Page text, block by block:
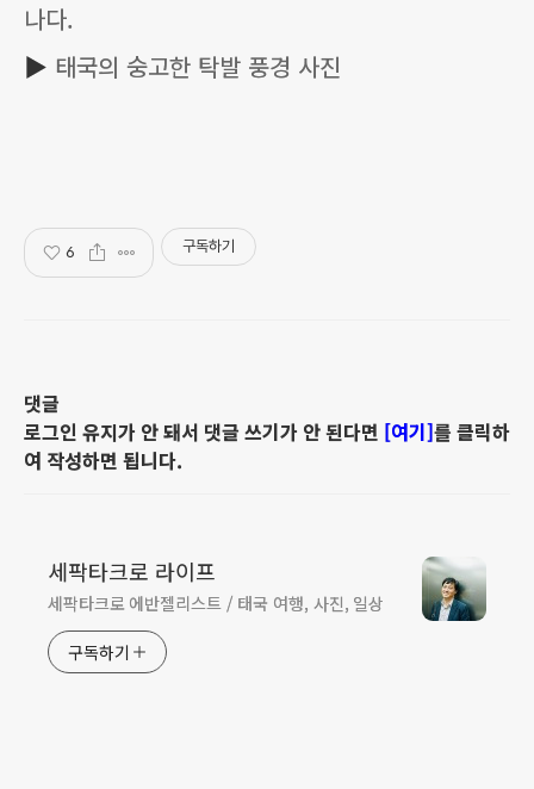
나다.
▶ 태국의 숭고한 탁발 풍경 사진
6 구독하기
댓글
로그인 유지가 안 돼서 댓글 쓰기가 안 된다면 [여기]를 클릭하
여 작성하면 됩니다.
세팍타크로 라이프
세팍타크로 에반젤리스트 / 태국 여행, 사진, 일상
구독하기